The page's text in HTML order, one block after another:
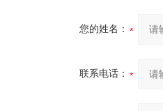
您的姓名：
联系电话：